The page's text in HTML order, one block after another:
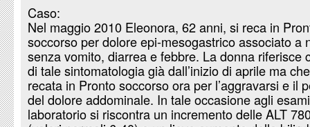
Caso:
Nel maggio 2010 Eleonora, 62 anni, si reca in
soccorso per dolore epi-mesogastrico associato a
senza vomito, diarrea e febbre. La donna riferisce
di tale sintomatologia già dall’inizio di aprile ma
recata in Pronto soccorso ora per l’aggravarsi e il
del dolore addominale. In tale occasione agli
laboratorio si riscontra un incremento delle ALT